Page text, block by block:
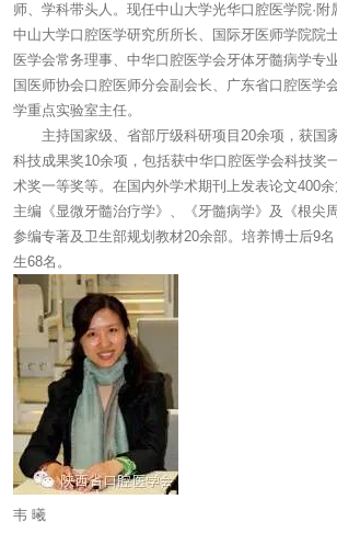
师、学科带头人。现任中山大学光华口腔医学院·附
中山大学口腔医学研究所所长、国际牙医师学院院
医学会常务理事、中华口腔医学会牙体牙髓病学专
国医师协会口腔医师分会副会长、广东省口腔医学
学重点实验室主任。
主持国家级、省部厅级科研项目20余项，获国
科技成果奖10余项，包括获中华口腔医学会科技奖
术奖一等奖等。在国内外学术期刊上发表论文400余
主编《显微牙髓治疗学》、《牙髓病学》及《根尖
参编专著及卫生部规划教材20余部。培养博士后9
生68名。
韦 曦